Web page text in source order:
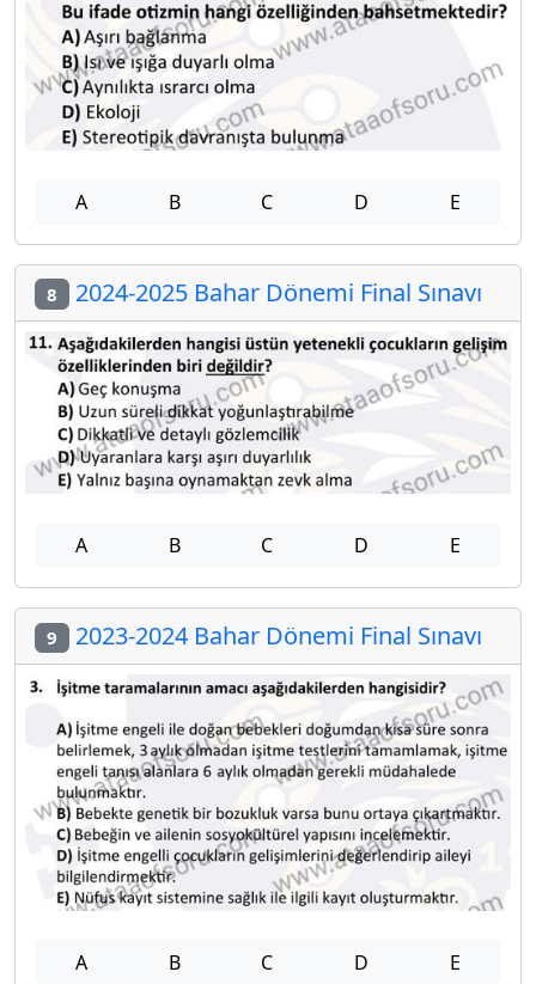
A B C D E
8 2024-2025 Bahar Dönemi Final Sınavı
A B C D E
9 2023-2024 Bahar Dönemi Final Sınavı
A B C D E